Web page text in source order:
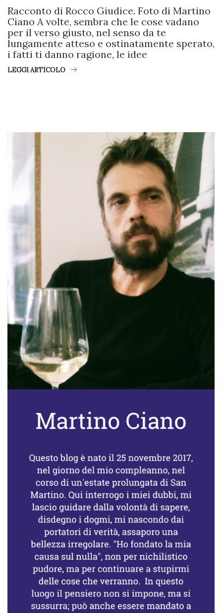
Racconto di Rocco Giudice. Foto di Martino
Ciano A volte, sembra che le cose vadano
per il verso giusto, nel senso da te
lungamente atteso e ostinatamente sperato,
i fatti ti danno ragione, le idee
LEGGI ARTICOLO